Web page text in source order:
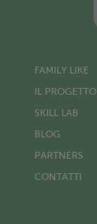
FAMILY LIKE
IL PROGETTO
SKILL LAB
BLOG
PARTNERS
CONTATTI